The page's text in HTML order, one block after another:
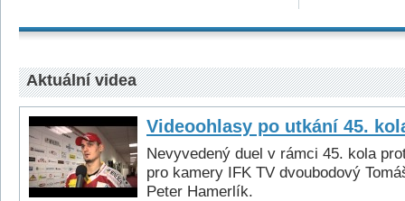
Aktuální videa
Videoohlasy po utkání 45.
Nevyvedený duel v rámci 45. kola
pro kamery IFK TV dvoubodový
Peter Hamerlík.